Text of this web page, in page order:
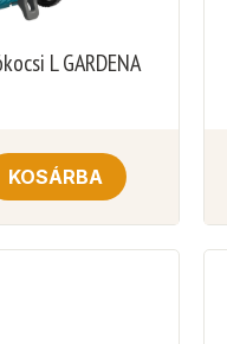
L GARDENA
KOSÁRBA